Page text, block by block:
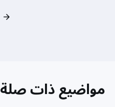
مواضيع ذات صلة